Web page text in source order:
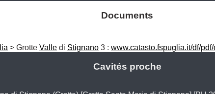
Documents
> Grotte Valle di Stignano 3 : www.catasto.fspuglia.it/df/
Cavités proche